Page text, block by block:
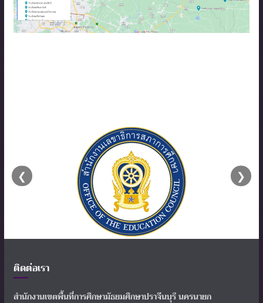
❮ ❯
ติดต่อเรา
สำนักงานเขตพื้นที่การศึกษามัธยมศึกษาปราจีนบุรี นครนายก